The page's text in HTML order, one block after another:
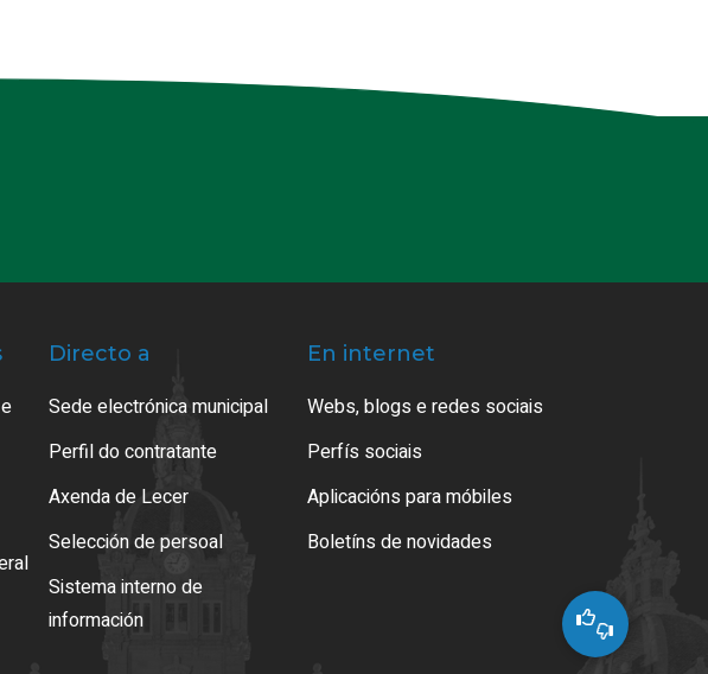
Directo a
Sede electrónica municipal
Perfil do contratante
Axenda de Lecer
Selección de persoal
Sistema interno de
información
En internet
Webs, blogs e redes sociais
Perfís sociais
Aplicacións para móbiles
Boletíns de novidades